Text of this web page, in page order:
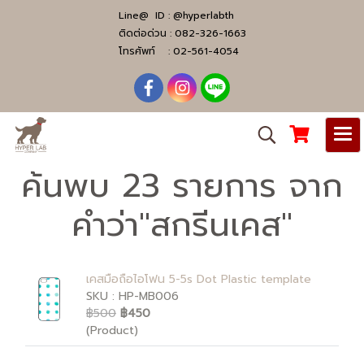
Line@ ID : @hyperlabth
ติดต่อด่วน : 082-326-1663
โทรศัพท์ : 02-561-4054
ค้นพบ 23 รายการ จาก
คำว่า"สกรีนเคส"
เคสมือถือไอโฟน 5-5s Dot Plastic template
SKU : HP-MB006
฿500 ฿450
(Product)